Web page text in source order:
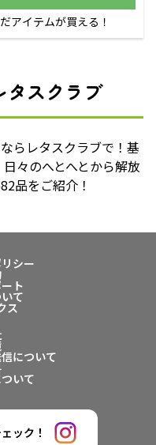
アイテムが買える！
タスクラブ
らレタスクラブで！基
々のへとへとから解放
品をご紹介！
シー
ト
て
ス
について
いて
ック！